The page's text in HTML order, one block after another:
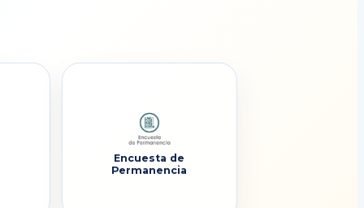
Encuesta de
Permanencia